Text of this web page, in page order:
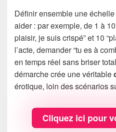
Définir ensemble une
aider : par exemple, de 1 à
plaisir, je suis crispé” et 10
l’acte, demander “tu es à
en temps réel sans briser
démarche crée une véritable
érotique, loin des scénarios
Cliquez ici pour